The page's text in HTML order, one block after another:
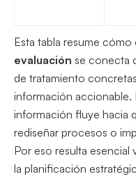
Esta tabla resume cómo
evaluación se conecta
de tratamiento
información accionable.
información fluye hacia
rediseñar procesos o
Por eso resulta esencial
la planificación